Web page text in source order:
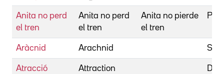
Anita no perd
el tren
Anita no perd
el tren
Anita no pierde
el tren
Aràcnid Arachnid
Atracció Attraction